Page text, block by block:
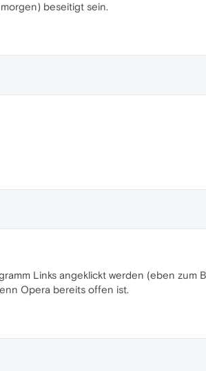
beseitigt sein.
Links angeklickt werden (eben zum
Opera bereits offen ist.